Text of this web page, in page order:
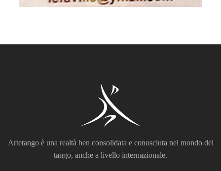
Artetango è una realtà ben consolidata e conosciuta nel mondo del
tango, anche a livello internazionale.